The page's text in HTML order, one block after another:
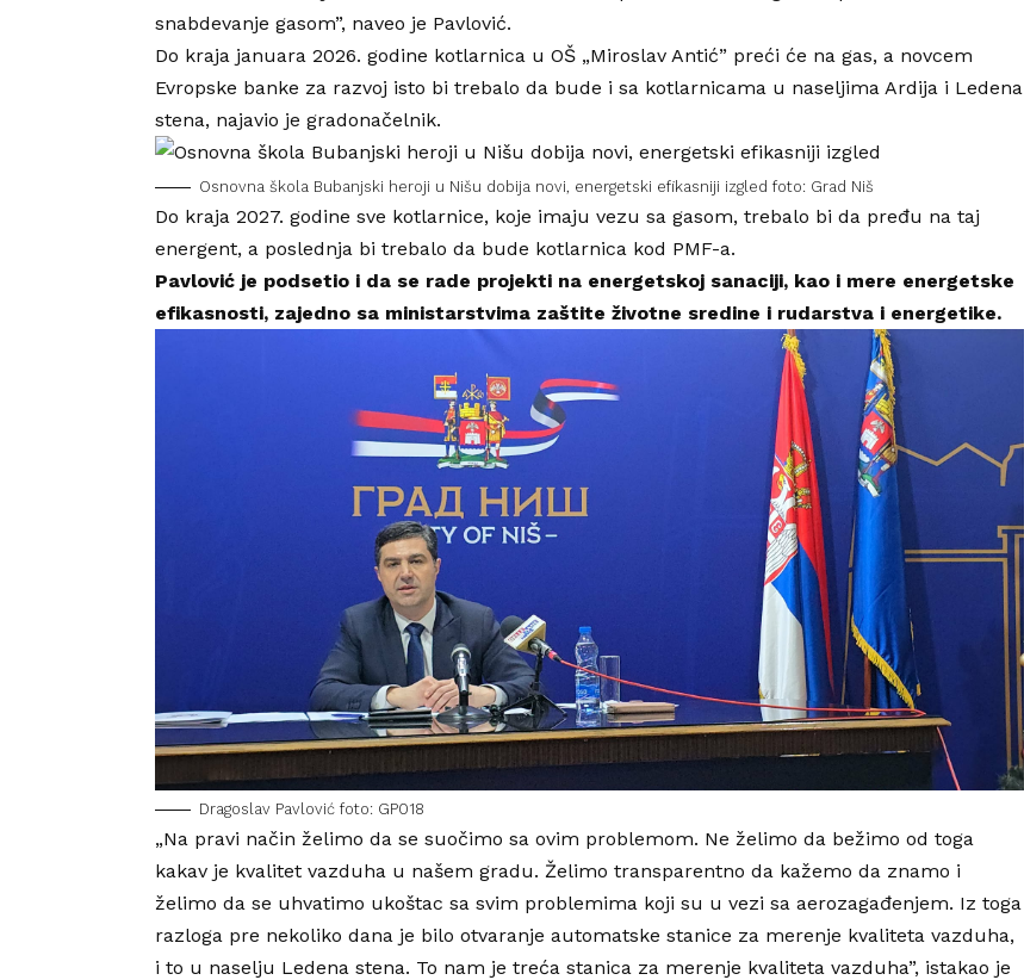
snabdevanje gasom”, naveo je Pavlović.
Do kraja januara 2026. godine kotlarnica u OŠ „Miroslav Antić” preći će na gas, a novcem
Evropske banke za razvoj isto bi trebalo da bude i sa kotlarnicama u naseljima Ardija i Ledena
stena, najavio je gradonačelnik.
Osnovna škola Bubanjski heroji u Nišu dobija novi, energetski efikasniji izgled foto: Grad Niš
Do kraja 2027. godine sve kotlarnice, koje imaju vezu sa gasom, trebalo bi da pređu na taj
energent, a poslednja bi trebalo da bude kotlarnica kod PMF-a.
Pavlović je podsetio i da se rade projekti na energetskoj sanaciji, kao i mere energetske
efikasnosti, zajedno sa ministarstvima zaštite životne sredine i rudarstva i energetike.
Dragoslav Pavlović foto: GP018
„Na pravi način želimo da se suočimo sa ovim problemom. Ne želimo da bežimo od toga
kakav je kvalitet vazduha u našem gradu. Želimo transparentno da kažemo da znamo i
želimo da se uhvatimo ukoštac sa svim problemima koji su u vezi sa aerozagađenjem. Iz toga
razloga pre nekoliko dana je bilo otvaranje automatske stanice za merenje kvaliteta vazduha,
i to u naselju Ledena stena. To nam je treća stanica za merenje kvaliteta vazduha”, istakao je